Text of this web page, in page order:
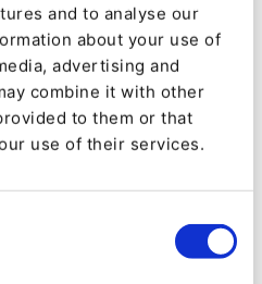
and to analyse our
about your use of
advertising and
combine it with other
to them or that
use of their services.
dans la fourniture aux
partenaires de
experts pour les projets
Aplyca permet aux agences
de développement et